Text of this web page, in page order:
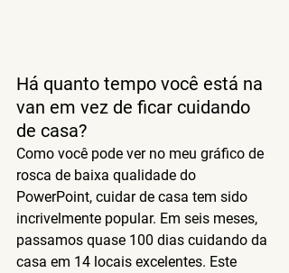
Há quanto tempo você está na
van em vez de ficar cuidando
de casa?
Como você pode ver no meu gráfico de
rosca de baixa qualidade do
PowerPoint, cuidar de casa tem sido
incrivelmente popular. Em seis meses,
passamos quase 100 dias cuidando da
casa em 14 locais excelentes. Este